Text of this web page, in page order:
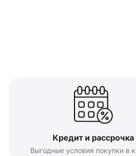
Кредит и рассрочка
Выгодные условия покупки в